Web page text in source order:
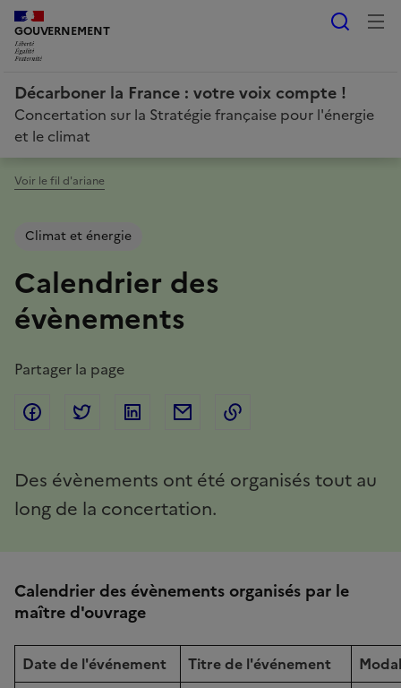
GOUVERNEMENTLIBERTÉ, ÉGALITÉ, FRATERNITÉ
Décarboner la France : votre voix compte !
Concertation sur la Stratégie française pour l'énergie
et le climat
Voir le fil d'ariane
Climat et énergie
Calendrier des
évènements
Partager la page
FacebookPartager sur Twitter
Partager sur Linkedin
Courriel
Des évènements ont été organisés tout au
long de la concertation.
Calendrier des évènements organisés par le
maître d'ouvrage
Date de l'événement Titre de l'événement